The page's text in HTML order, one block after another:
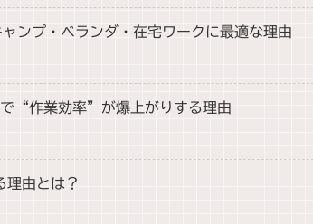
ンプ・ベランダ・在宅ワークに最適な理由
“作業効率”が爆上がりする理由
由とは？